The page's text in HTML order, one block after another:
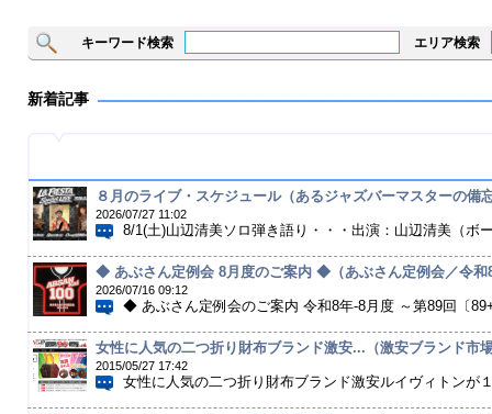
キーワード検索 エリア検索
新着記事
８月のライブ・スケジュール（あるジャズバーマスターの備
2026/07/27 11:02
8/1(土)山辺清美ソロ弾き語り・・・出演：山辺清美（ボ
◆ あぶさん定例会 8月度のご案内 ◆（あぶさん定例会／令和
2026/07/16 09:12
◆ あぶさん定例会のご案内 令和8年-8月度 ～第89回〔
女性に人気の二つ折り財布ブランド激安...（激安ブランド市
2015/05/27 17:42
女性に人気の二つ折り財布ブランド激安ルイヴィトンが